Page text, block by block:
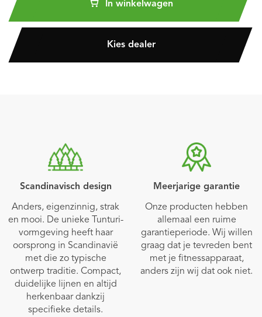
In winkelwagen
Kies dealer
Scandinavisch design
Anders, eigenzinnig, strak
en mooi. De unieke Tunturi-
vormgeving heeft haar
oorsprong in Scandinavië
met die zo typische
ontwerp traditie. Compact,
duidelijke lijnen en altijd
herkenbaar dankzij
specifieke details.
Meerjarige garantie
Onze producten hebben
allemaal een ruime
garantieperiode. Wij willen
graag dat je tevreden bent
met je fitnessapparaat,
anders zijn wij dat ook niet.